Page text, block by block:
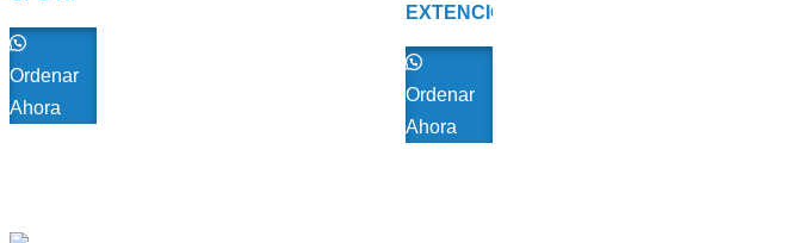
GEN
Ordenar
Ahora
EXTENCION
PORT
Ordenar
Ahora